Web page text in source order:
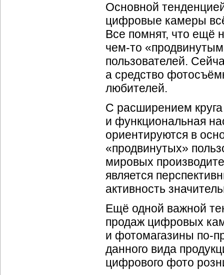
Основной
цифровые камеры
Все помнят, что ещё
чем-то
пользователей.
а средство
любителей.
С расширением
и функциональная
ориентируются в
«продвинутых»
мировых
является
активность
Ещё одной важной
продаж цифровых
и фотомагазины по-
данного вида
цифрового фото